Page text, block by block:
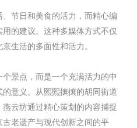
节日和美食的活力，而精心编
的建议。这种多媒体方式不仅
生活的多面性和活力。
景点，而是一个充满活力的中
意义。从熙熙攘攘的胡同街道
云坊通过精心策划的内容捕捉
老遗产与现代创新之间的平